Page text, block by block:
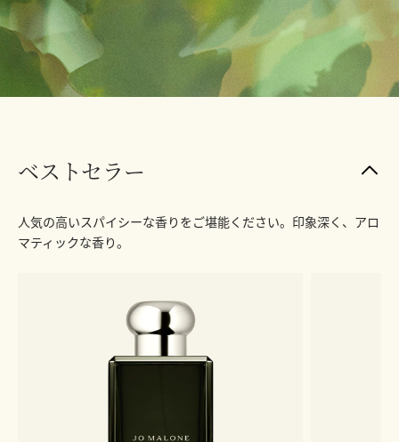
ベストセラー
人気の高いスパイシーな香りをご堪能ください。印象深く、アロ
マティックな香り。